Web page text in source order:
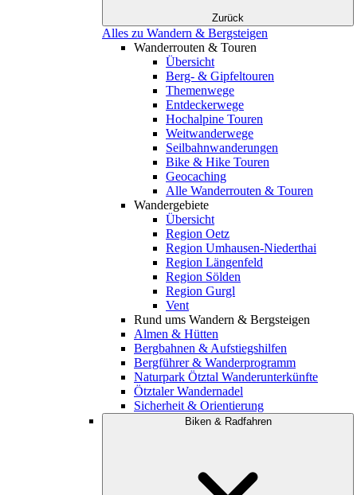
Zurück
Alles zu Wandern & Bergsteigen
Wanderrouten & Touren
Übersicht
Berg- & Gipfeltouren
Themenwege
Entdeckerwege
Hochalpine Touren
Weitwanderwege
Seilbahnwanderungen
Bike & Hike Touren
Geocaching
Alle Wanderrouten & Touren
Wandergebiete
Übersicht
Region Oetz
Region Umhausen-Niederthai
Region Längenfeld
Region Sölden
Region Gurgl
Vent
Rund ums Wandern & Bergsteigen
Almen & Hütten
Bergbahnen & Aufstiegshilfen
Bergführer & Wanderprogramm
Naturpark Ötztal Wanderunterkünfte
Ötztaler Wandernadel
Sicherheit & Orientierung
Biken & Radfahren